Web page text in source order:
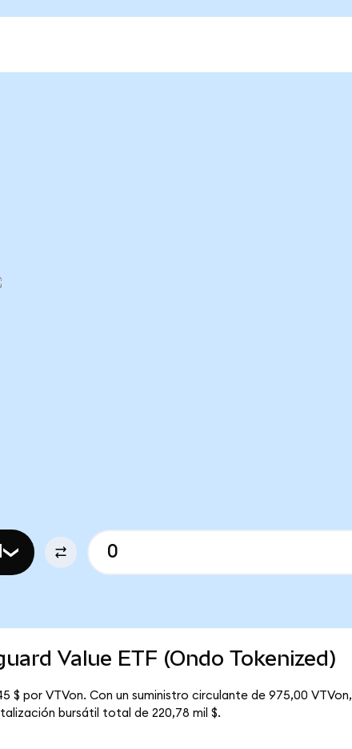
Value ETF (Ondo Tokenized)
$ por VTVon. Con un suministro circulante de 975,00 VTVon,
bursátil total de 220,78 mil $.